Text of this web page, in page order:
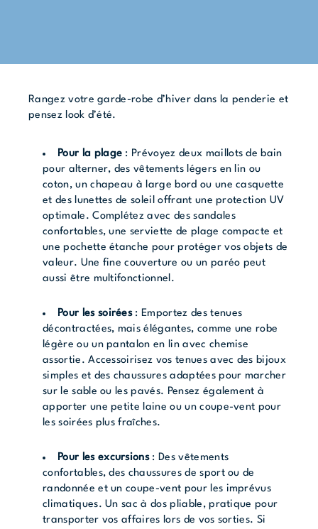
Rangez votre garde-robe d’hiver dans la penderie et
pensez look d’été.
Pour la plage : Prévoyez deux maillots de bain
pour alterner, des vêtements légers en lin ou
coton, un chapeau à large bord ou une casquette
et des lunettes de soleil offrant une protection UV
optimale. Complétez avec des sandales
confortables, une serviette de plage compacte et
une pochette étanche pour protéger vos objets de
valeur. Une fine couverture ou un paréo peut
aussi être multifonctionnel.
Pour les soirées: Emportez des tenues
décontractées, mais élégantes, comme une robe
légère ou un pantalon en lin avec chemise
assortie. Accessoirisez vos tenues avec des bijoux
simples et des chaussures adaptées pour marcher
sur le sable ou les pavés. Pensez également à
apporter une petite laine ou un coupe-vent pour
les soirées plus fraîches.
Pour les excursions : Des vêtements
confortables, des chaussures de sport ou de
randonnée et un coupe-vent pour les imprévus
climatiques. Un sac à dos pliable, pratique pour
transporter vos affaires lors de vos sorties. Si